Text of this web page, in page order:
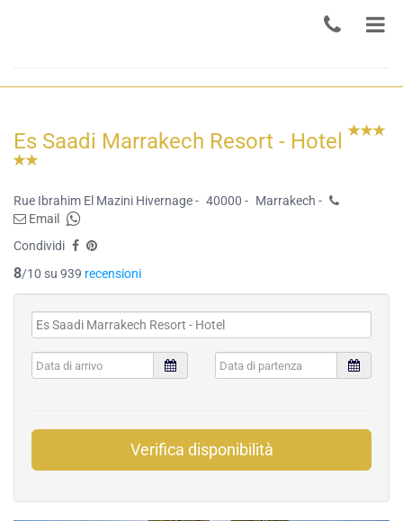
Es Saadi Marrakech Resort - Hotel
Rue Ibrahim El Mazini Hivernage - 40000 - Marrakech -
Email
Condividi
8/10 su 939 recensioni
Verifica disponibilità